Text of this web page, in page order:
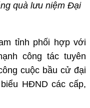
quà lưu niệm Đại
tỉnh phối hợp với
công tác tuyên
cuộc bầu cử đại
HĐND các cấp,